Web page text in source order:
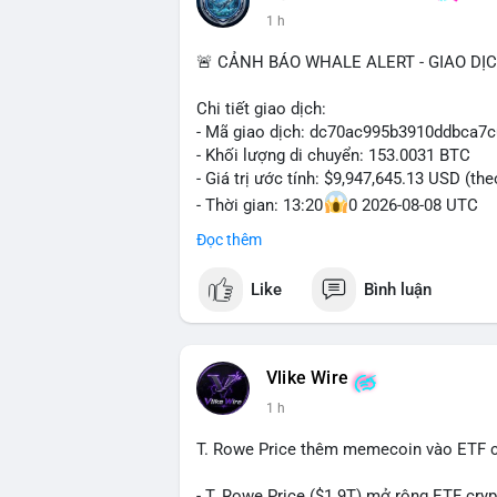
1 h
🚨 CẢNH BÁO WHALE ALERT - GIAO
Chi tiết giao dịch:
- Mã giao dịch:
- Khối lượng di chuyển: 153.0031 BTC
- Giá trị ước tính: $9,947,645.13 USD
- Thời gian: 13:20
0 2026-08-08 UTC
Nhận định phân tích hành vi của Cá voi:
153 BTC trị giá gần 10 triệu USD được
nhất. Khối lượng này không quá lớn để
chức hoặc nhà đầu tư lớn đang tái cơ
nhận là ví lạnh không kết nối internet,
lực bán ngắn hạn. Thời điểm cuối tuần,
$65,000 có thể mạnh hơn bình thường
Lời khuyên ngắn gọn cho nhà đầu tư
Theo dõi xác nhận của giao dịch này.
Đọc thêm
Like Bình luận
Vlike Wire
1 h
T. Rowe Price thêm memecoin vào ETF